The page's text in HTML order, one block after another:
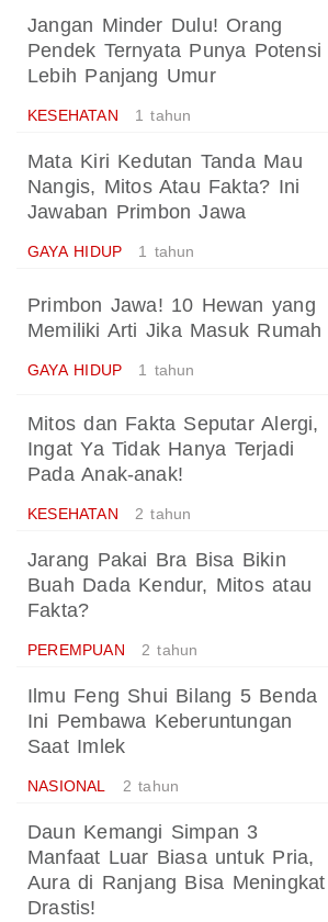
Jangan Minder Dulu! Orang
Pendek Ternyata Punya Potensi
Lebih Panjang Umur
KESEHATAN 1 tahun
Mata Kiri Kedutan Tanda Mau
Nangis, Mitos Atau Fakta? Ini
Jawaban Primbon Jawa
GAYA HIDUP 1 tahun
Primbon Jawa! 10 Hewan yang
Memiliki Arti Jika Masuk Rumah
GAYA HIDUP 1 tahun
Mitos dan Fakta Seputar Alergi,
Ingat Ya Tidak Hanya Terjadi
Pada Anak-anak!
KESEHATAN 2 tahun
Jarang Pakai Bra Bisa Bikin
Buah Dada Kendur, Mitos atau
Fakta?
PEREMPUAN 2 tahun
Ilmu Feng Shui Bilang 5 Benda
Ini Pembawa Keberuntungan
Saat Imlek
NASIONAL 2 tahun
Daun Kemangi Simpan 3
Manfaat Luar Biasa untuk Pria,
Aura di Ranjang Bisa Meningkat
Drastis!